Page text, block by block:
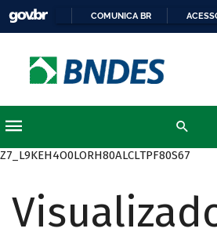
COMUNICA BR
Z7_L9KEH4O0LORH80ALCLTPF80S67